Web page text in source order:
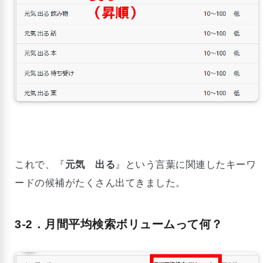
これで、『元気 出る 』という言葉に関連したキーワ
ードの候補がたくさん出てきました。
3-2．月間平均検索ボリュームって何？